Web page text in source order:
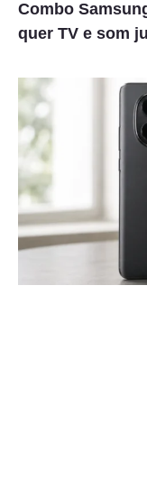
Combo
quer TV e som